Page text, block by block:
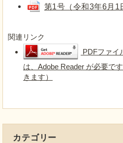
第1号（令和3年6月1
関連リンク
PDFファイ
は、Adobe Reader が必要で
きます）
カテゴリー